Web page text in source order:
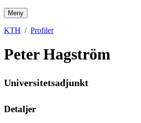
Meny
KTH Profiler
Peter Hagström
Universitetsadjunkt
Detaljer